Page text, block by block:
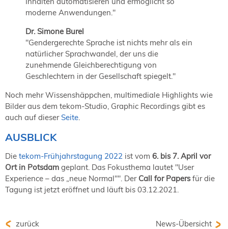
moderne Anwendungen."
Dr. Simone Burel
"Gendergerechte Sprache ist nichts mehr als ein
natürlicher Sprachwandel, der uns die
zunehmende Gleichberechtigung von
Geschlechtern in der Gesellschaft spiegelt."
Noch mehr Wissenshäppchen, multimediale Highlights wie
Bilder aus dem tekom-Studio, Graphic Recordings gibt es
auch auf dieserSeite
AUSBLICK
Die tekom-Frühjahrstagung 2022 ist vom 6. bis 7. April vor
Ort in Potsdam geplant. Das Fokusthema lautet "User
Experience – das „neue Normal"". Der Call for Papersfür die
Tagung ist jetzt eröffnet und läuft bis 03.12.2021.
zurück News-Übersicht